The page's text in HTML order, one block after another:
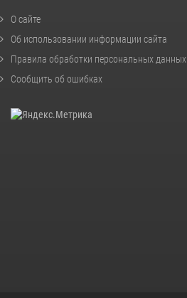
О сайте
Об использовании информации сайта
Правила обработки персональных данных
Сообщить об ошибках